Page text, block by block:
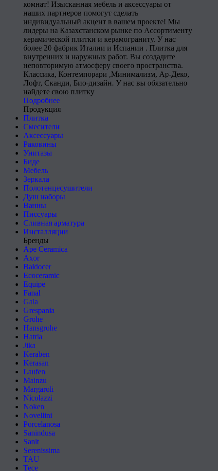
комнат! Изысканная мебель и аксессуары от
наших партнеров помогут сделать
индивидуальный акцент в вашем проекте! Мы
лидеры на Казахстанском рынке по Ассортименту
керамической плитки и керамограниту. У нас
более 20 фабрик Италии и Испании . Плитка для
внутренних и наружных работ. Вы создадите
неповторимую атмосферу своего пространства.
Классика, Контемпорари ,Минимализм, Ар-Деко,
Лофт, Сканди, Био-дизайн. У нас вы обязательно
найдете свою плитку
Подробнее
Продукция
Плитка
Смесители
Аксессуары
Раковины
Унитазы
Биде
Мебель
Зеркала
Полотенцесушители
Душ наборы
Ванны
Писсуары
Сливная арматура
Инсталляции
Бренды
Ape Ceramica
Axor
Baldocer
Ecoceramic
Equipe
Fanal
Gala
Grespania
Grohe
Hansgrohe
Hatria
Jika
Keraben
Kerasan
Laufen
Mainzu
Margaroli
Nicolazzi
Noken
Novellini
Porcelanosa
Sanindusa
Sanit
Serenissima
TAU
Tece